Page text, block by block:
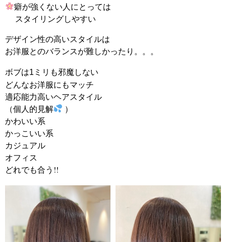
癖が強くない人にとっては
スタイリングしやすい
デザイン性の高いスタイルは
お洋服とのバランスが難しかったり。。。
ボブは1 ミリも邪魔しない
どんなお洋服にもマッチ
適応能力高いヘアスタイル
（個人的見解
）
かわいい系
かっこいい系
カジュアル
オフィス
どれでも合う!!